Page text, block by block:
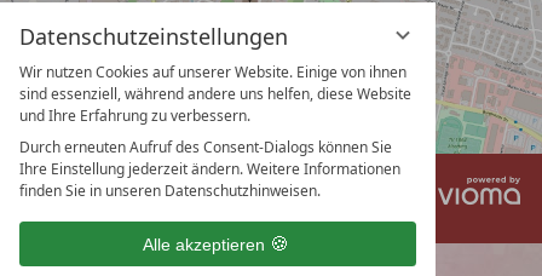
Datenschutzeinstellungen
Wir nutzen Cookies auf unserer Website. Einige von ihnen
sind essenziell, während andere uns helfen, diese Website
und Ihre Erfahrung zu verbessern.
Durch erneuten Aufruf des Consent-Dialogs können Sie
Ihre Einstellung jederzeit ändern. Weitere Informationen
finden Sie in unseren Datenschutzhinweisen.
Alle akzeptieren
Impressum
Datenschutz